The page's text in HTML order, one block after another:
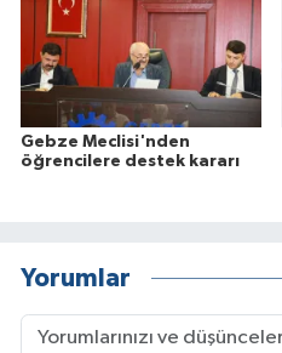
Gebze Meclisi'nden
öğrencilere destek kararı
Yorumlar